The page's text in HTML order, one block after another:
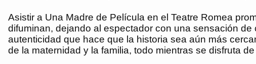
Asistir a Una Madre de Película en el Teatre Romea
difuminan, dejando al espectador con una sensación
autenticidad que hace que la historia sea aún más
de la maternidad y la familia, todo mientras se disfruta